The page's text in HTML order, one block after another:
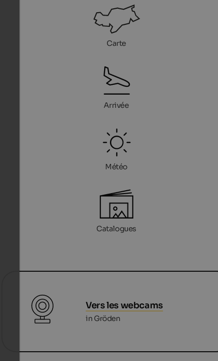
Carte
Arrivée
Météo
Catalogues
Vers les webcams
in Gröden